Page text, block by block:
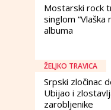
Mostarski rock
singlom “Vlaška
albuma
ŽELJKO TRAVICA
Srpski zločinac
Ubijao i
zarobljenike